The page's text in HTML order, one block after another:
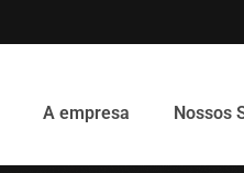
A empresa Nossos